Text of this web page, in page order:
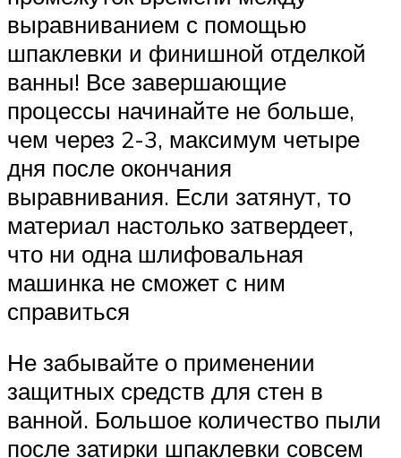
выравниванием с помощью
шпаклевки и финишной отделкой
ванны! Все завершающие
процессы начинайте не больше,
чем через 2-3, максимум четыре
дня после окончания
выравнивания. Если затянут, то
материал настолько затвердеет,
что ни одна шлифовальная
машинка не сможет с ним
справиться
Не забывайте о применении
защитных средств для стен в
ванной. Большое количество пыли
после затирки шпаклевки совсем